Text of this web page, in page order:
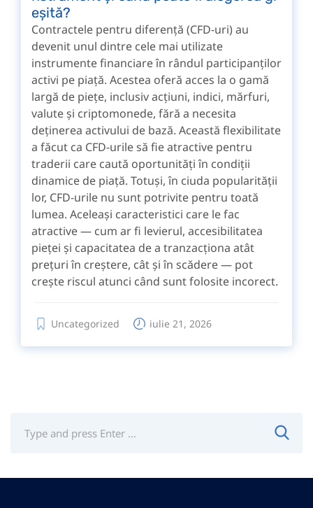
eșită?
Contractele pentru diferență (CFD-uri) au
devenit unul dintre cele mai utilizate
instrumente financiare în rândul participanților
activi pe piață. Acestea oferă acces la o gamă
largă de piețe, inclusiv acțiuni, indici, mărfuri,
valute și criptomonede, fără a necesita
deținerea activului de bază. Această flexibilitate
a făcut ca CFD-urile să fie atractive pentru
traderii care caută oportunități în condiții
dinamice de piață. Totuși, în ciuda popularității
lor, CFD-urile nu sunt potrivite pentru toată
lumea. Aceleași caracteristici care le fac
atractive — cum ar fi levierul, accesibilitatea
pieței și capacitatea de a tranzacționa atât
prețuri în creștere, cât și în scădere — pot
crește riscul atunci când sunt folosite incorect.
Uncategorized iulie 21, 2026